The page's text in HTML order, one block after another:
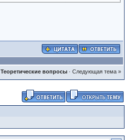
Теоретические вопросы· Следующая тема »